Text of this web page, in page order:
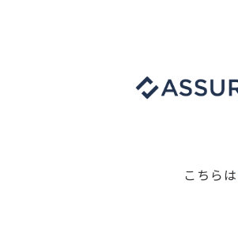
こちらは